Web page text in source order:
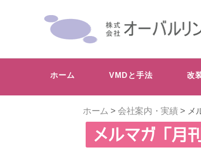
ホーム VMDと手法 改
ホーム >会社案内・実績 > メ
メルマガ「月